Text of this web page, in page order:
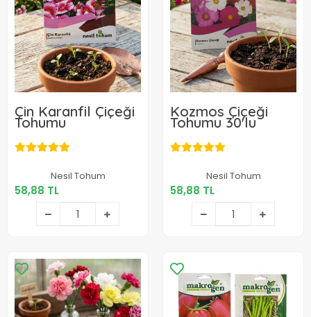
Çin Karanfil Çiçeği
Tohumu
Nesil Tohum
58,88 TL
58,88 TL
Sepete Ekle
Kozmos Çiçeği
Tohumu 30'lu
Nesil Tohum
58,88 TL
58,88 TL
Sepete Ekle